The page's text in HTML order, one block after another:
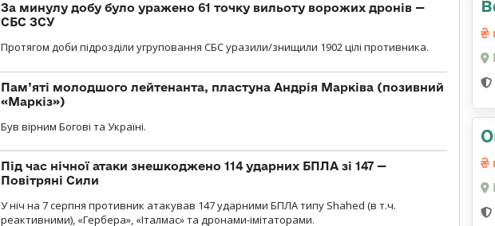
За минулу добу було уражено 61 точку вильоту ворожих дронів —
СБС ЗСУ
Протягом доби підрозділи угруповання СБС уразили/знищили 1902 цілі противника.
Пам’яті молодшого лейтенанта, пластуна Андрія Марківа (позивний
«Маркіз»)
Був вірним Богові та Україні.
Під час нічної атаки знешкоджено 114 ударних БПЛА зі 147 —
Повітряні Сили
У ніч на 7 серпня противник атакував 147 ударними БПЛА типу Shahed (в т.ч.
реактивними), «Гербера», «Італмас» та дронами-імітаторами.